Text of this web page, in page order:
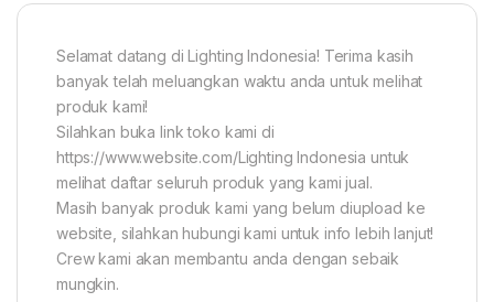
Selamat datang di Lighting Indonesia! Terima kasih
banyak telah meluangkan waktu anda untuk melihat
produk kami!
Silahkan buka link toko kami di
https://www.website.com/Lighting Indonesia untuk
melihat daftar seluruh produk yang kami jual.
Masih banyak produk kami yang belum diupload ke
website, silahkan hubungi kami untuk info lebih lanjut!
Crew kami akan membantu anda dengan sebaik
mungkin.